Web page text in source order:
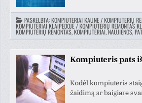
Donatas Krv
prieš 3 metų
PASKELBTA:KOMPIUTERIAI KAUNE / KOMPIUTERIŲ
KOMPIUTERIAI KLAIPĖDOJE / KOMPIUTERIŲ REMONTAS
KOMPIUTERIŲ REMONTAS, KOMPIUTERIAI, NAUJIENOS,
Kompiuteris pats
Kodėl kompiuteris
žaidimą ar baigiате